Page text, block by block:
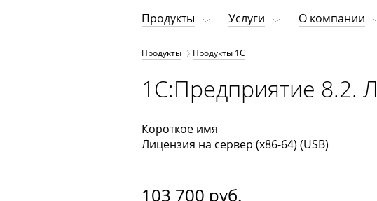
Продукты Услуги О компании
Продукты Продукты 1С
1С:Предприятие 8.2.
Короткое имя
Лицензия на сервер (x86-64) (USB)
103 700 руб.